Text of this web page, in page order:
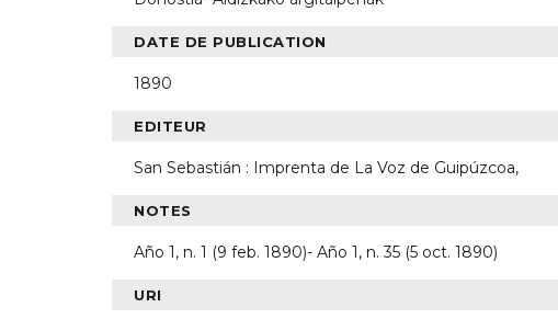
DATE DE PUBLICATION
1890
EDITEUR
San Sebastián : Imprenta de La Voz de Guipúzcoa,
NOTES
Año 1, n. 1 (9 feb. 1890)- Año 1, n. 35 (5 oct. 1890)
URI